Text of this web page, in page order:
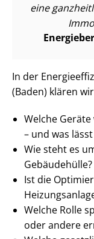
eine
In der
(Baden) klären
Welche
– und was
Wie steht es
Gebäudehülle?
Ist die
Welche Rolle
oder andere